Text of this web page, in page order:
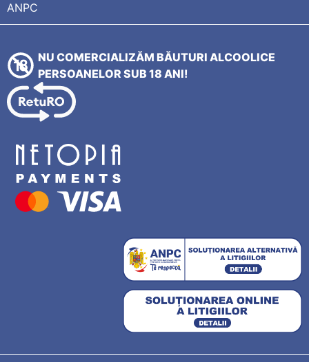
ANPC
NU COMERCIALIZĂM BĂUTURI ALCOOLICE
PERSOANELOR SUB 18 ANI!